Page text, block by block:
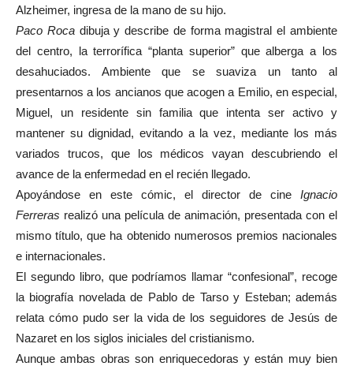
Alzheimer, ingresa de la mano de su hijo.
Paco Rocadibuja y describe de forma magistral el ambiente
del centro, la terrorífica “planta superior” que alberga a los
desahuciados. Ambiente que se suaviza un tanto al
presentarnos a los ancianos que acogen a Emilio, en especial,
Miguel, un residente sin familia que intenta ser activo y
mantener su dignidad, evitando a la vez, mediante los más
variados trucos, que los médicos vayan descubriendo el
avance de la enfermedad en el recién llegado.
Apoyándose en este cómic, el director de cine Ignacio
Ferreras realizó una película de animación, presentada con el
mismo título, que ha obtenido numerosos premios nacionales
e internacionales.
El segundo libro, que podríamos llamar “confesional”, recoge
la biografía novelada de Pablo de Tarso y Esteban; además
relata cómo pudo ser la vida de los seguidores de Jesús de
Nazaret en los siglos iniciales del cristianismo.
Aunque ambas obras son enriquecedoras y están muy bien